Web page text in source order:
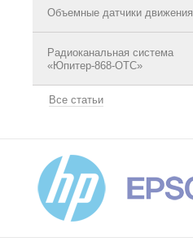
Объемные датчики движения
Радиоканальная система
«Юпитер-868-ОТС»
Все статьи